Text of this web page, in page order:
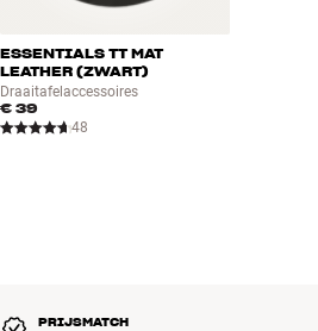
ESSENTIALS TT MAT
LEATHER (ZWART)
Draaitafelaccessoires
€ 39
48
PRIJSMATCH